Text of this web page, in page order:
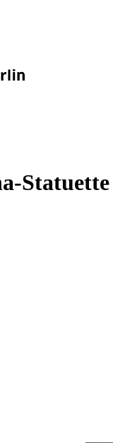
Statuette